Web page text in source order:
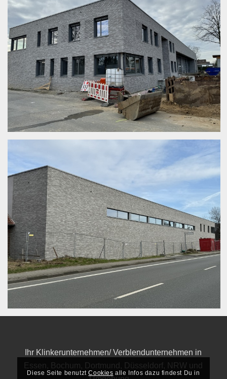
Ihr Klinkerunternehmen/ Verblendunternehmen in
Essen, Bochum, Dortmund, Düsseldorf, NRW und
Diese Seite benutztCookies alle Infos dazu findest Du in